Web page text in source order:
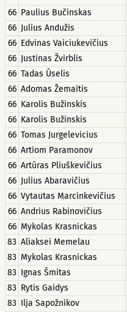
66 Paulius Bučinskas
66 Julius Andužis
66 Edvinas Vaiciukevičius
66 Justinas Žvirblis
66 Tadas Ūselis
66 Adomas Žemaitis
66 Karolis Bužinskis
66 Karolis Bužinskis
66 Tomas Jurgelevicius
66 Artiom Paramonov
66 Artūras Pliuškevičius
66 Julius Abaravičius
66 Vytautas Marcinkevičius
66 Andrius Rabinovičius
66 Mykolas Krasnickas
83 Aliaksei Memelau
83 Mykolas Krasnickas
83 Ignas Šmitas
83 Rytis Gaidys
83 Ilja Sapožnikov